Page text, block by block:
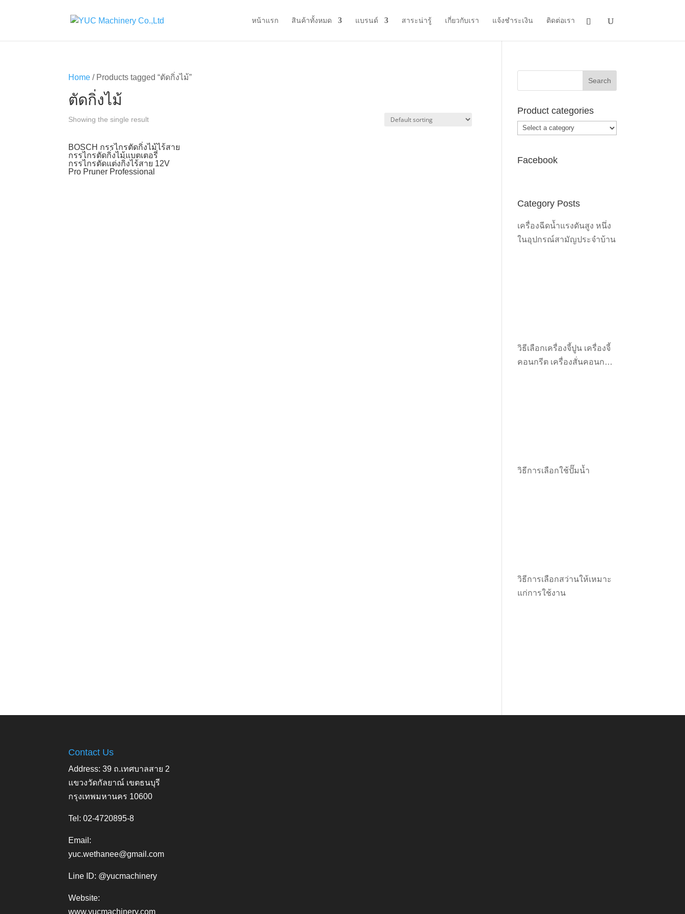
หน้าแรก สินค้าทั้งหมด แบรนด์ สาระน่ารู้ เกี่ยวกับเรา แจ้งชำระเงิน ติดต่อเรา
Home / Products tagged “ตัดกิ่งไม้”
ตัดกิ่งไม้
Showing the single result
BOSCH กรรไกรตัดกิ่งไม้ไร้สาย
กรรไกรตัดกิ่งไม้แบตเตอรี่
กรรไกรตัดแต่งกิ่งไร้สาย 12V
Pro Pruner Professional
Product categories
Facebook
Category Posts
เครื่องฉีดน้ำแรงดันสูง หนึ่ง
ในอุปกรณ์สามัญประจำบ้าน
วิธีเลือกเครื่องจี้ปูน เครื่องจี้
คอนกรีต เครื่องสั่นคอนกรีต
วิธีการเลือกใช้ปั๊มน้ำ
วิธีการเลือกสว่านให้เหมาะ
แก่การใช้งาน
Contact Us
Address: 39 ถ.เทศบาลสาย 2
แขวงวัดกัลยาณ์ เขตธนบุรี
กรุงเทพมหานคร 10600
Tel: 02-4720895-8
Email:
yuc.wethanee@gmail.com
Line ID: @yucmachinery
Website:
www.yucmachinery.com